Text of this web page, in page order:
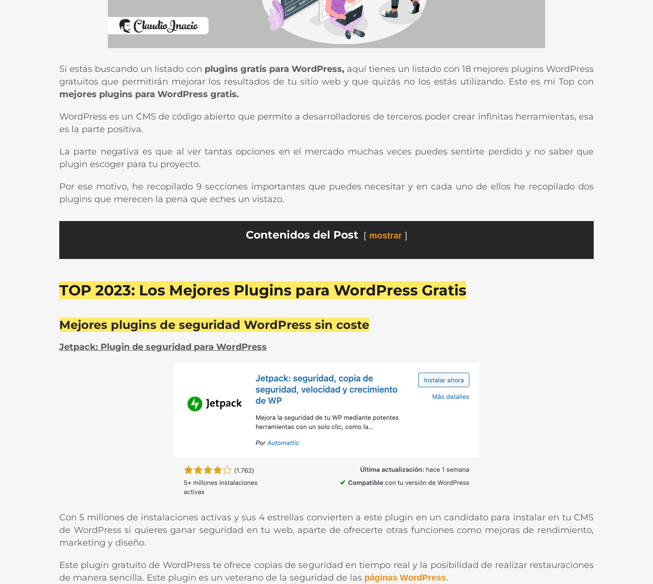
Si estás buscando un listado con plugins gratis para WordPress, aquí tienes un listado con 18 mejores plugins WordPress
gratuitos que permitirán mejorar los resultados de tu sitio web y que quizás no los estás utilizando. Este es mi Top con
mejores plugins para WordPress gratis.
WordPress es un CMS de código abierto que permite a desarrolladores de terceros poder crear infinitas herramientas, esa
es la parte positiva.
La parte negativa es que al ver tantas opciones en el mercado muchas veces puedes sentirte perdido y no saber que
plugin escoger para tu proyecto.
Por ese motivo, he recopilado 9 secciones importantes que puedes necesitar y en cada uno de ellos he recopilado dos
plugins que merecen la pena que eches un vistazo.
Contenidos del Post mostrar
TOP 2023: Los Mejores Plugins para WordPress Gratis
Mejores plugins de seguridad WordPress sin coste
Jetpack: Plugin de seguridad para WordPress
Con 5 millones de instalaciones activas y sus 4 estrellas convierten a este plugin en un candidato para instalar en tu CMS
de WordPress si quieres ganar seguridad en tu web, aparte de ofrecerte otras funciones como mejoras de rendimiento,
marketing y diseño.
Este plugin gratuito de WordPress te ofrece copias de seguridad en tiempo real y la posibilidad de realizar restauraciones
de manera sencilla. Este plugin es un veterano de la seguridad de las páginas WordPress.